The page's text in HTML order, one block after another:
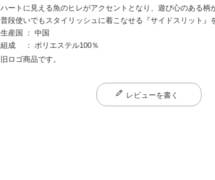
ハートに見える魚のヒレがアクセントとなり、遊び心のある柄
普段使いでもスタイリッシュに着こなせる『サイドスリット』
生産国 ： 中国
組成 ： ポリエステル100％
旧ロゴ商品です。
レビューを書く